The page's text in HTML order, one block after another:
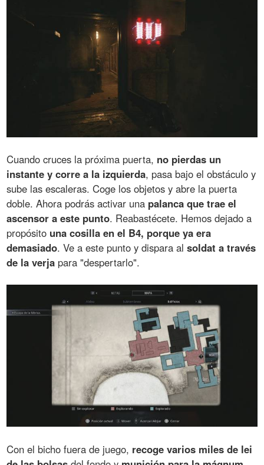
Cuando cruces la próxima puerta, no pierdas un
instante y corre a la izquierda, pasa bajo el obstáculo y
sube las escaleras. Coge los objetos y abre la puerta
doble. Ahora podrás activar una palanca que trae el
ascensor a este punto. Reabastécete. Hemos dejado a
propósito una cosilla en el B4, porque ya era
demasiado. Ve a este punto y dispara alsoldat a través
de la verja para "despertarlo".
Con el bicho fuera de juego, recoge varios miles de lei